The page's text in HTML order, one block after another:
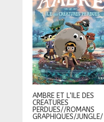
AMBRE ET L’ILE DES
CREATURES
PERDUES//ROMANS
GRAPHIQUES/JUNGLE/